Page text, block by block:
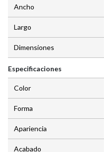
Ancho
Largo
Dimensiones
Especificaciones
Color
Forma
Apariencia
Acabado